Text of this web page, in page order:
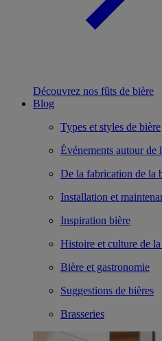
Découvrez nos fûts de bière
Blog
Types et styles de bière
Événements autour de
De la fabrication de la
Installation et
Inspiration bière
Histoire et culture de
Bière et gastronomie
Suggestions de bières
Brasseries